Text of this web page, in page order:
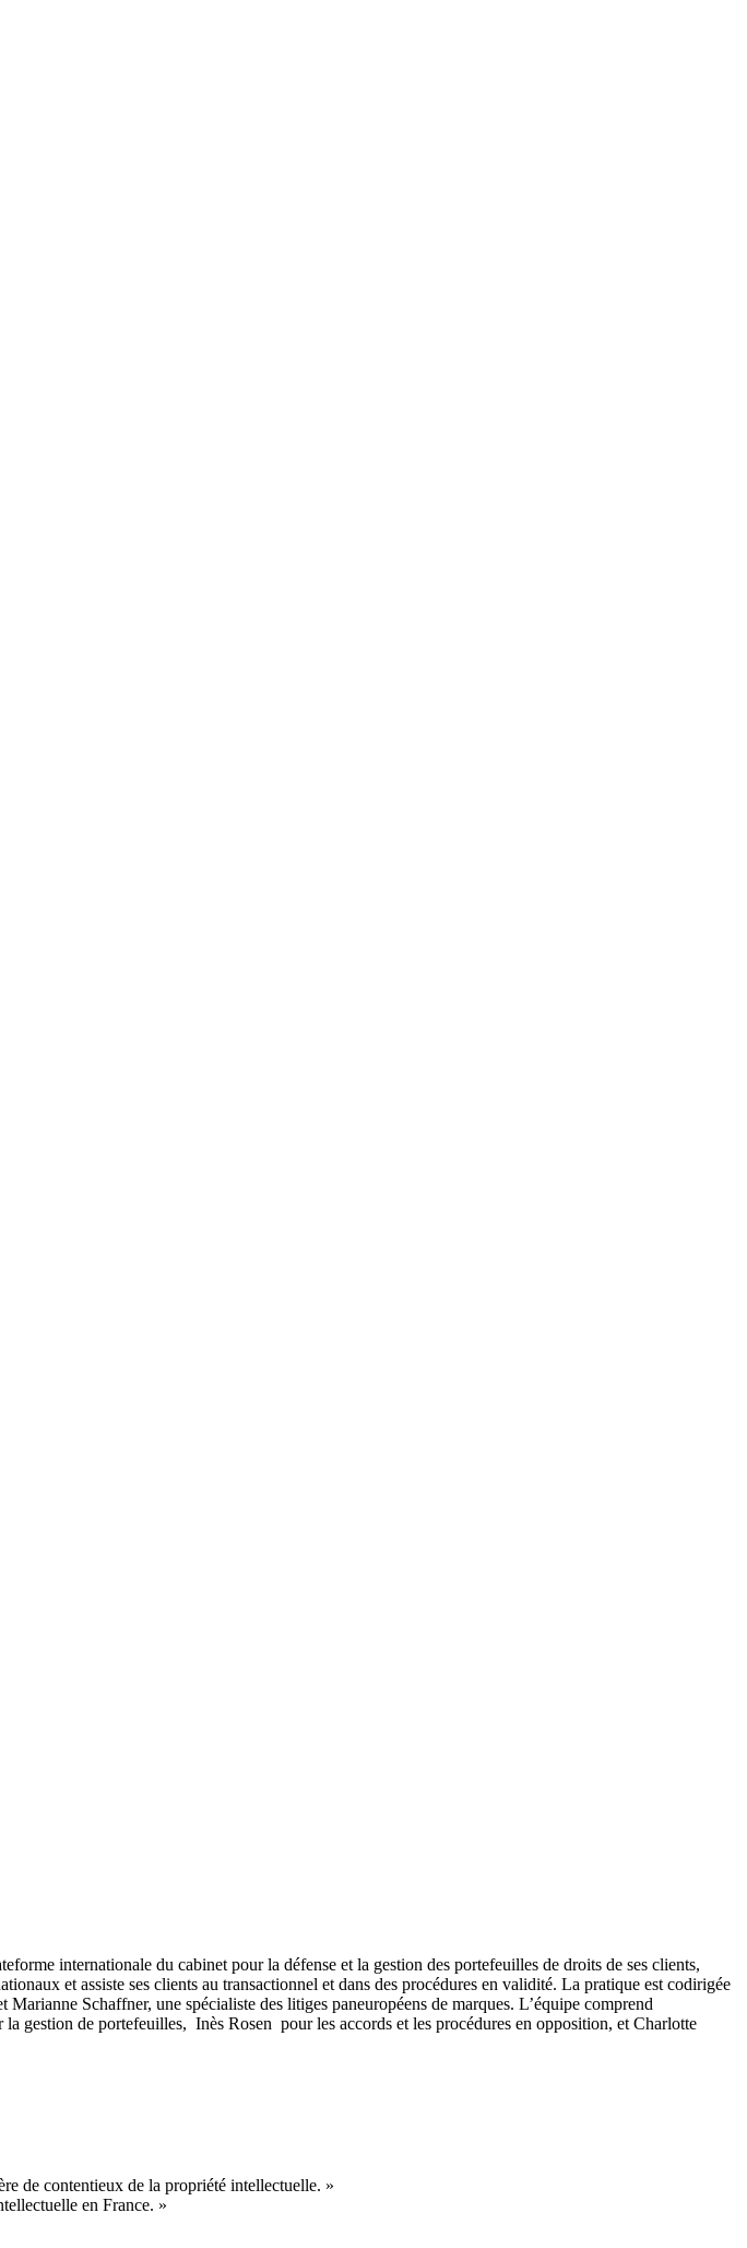
internationale du cabinet pour la défense et la gestion des portefeuilles de droits de ses clients,
et assiste ses clients au transactionnel et dans des procédures en validité. La pratique est codirigée
Marianne Schaffner, une spécialiste des litiges paneuropéens de marques. L’équipe comprend
gestion de portefeuilles, Inès Rosen pour les accords et les procédures en opposition, et Charlotte
de contentieux de la propriété intellectuelle. »
en France. »